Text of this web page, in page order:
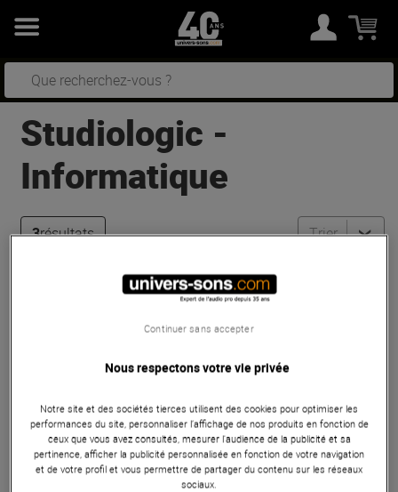
Studiologic -
Informatique
3résultats Trier
StudiologicSL88 mk2
StudiologicSL73 mk2
En Stock
Nous respectons votre vie privée
Notre site et des sociétés tierces utilisent des cookies pour optimiser les
performances du site, personnaliser l’affichage de nos produits en fonction de
ceux que vous avez consultés, mesurer l'audience de la publicité et sa
pertinence, afficher la publicité personnalisée en fonction de votre navigation
et de votre profil et vous permettre de partager du contenu sur les réseaux
sociaux.
Continuer sans accepter